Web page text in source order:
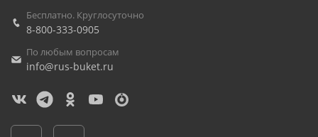
Бесплатно. Круглосуточно
8-800-333-0905
По любым вопросам
info@rus-buket.ru